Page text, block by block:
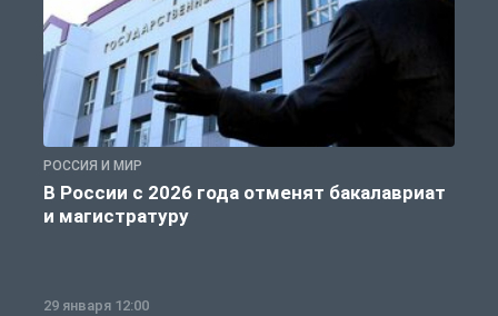
РОССИЯ И МИР
В России с 2026 года отменят бакалавриат
и магистратуру
29 января 12:00